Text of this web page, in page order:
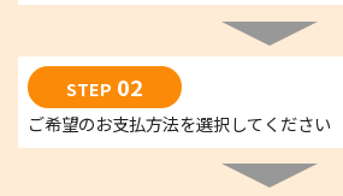
STEP 02
ご希望のお支払方法を選択してください